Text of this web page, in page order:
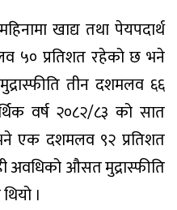
खाद्य तथा पेयपदार्थ
५० प्रतिशत रहेको छ भने
तीन दशमलव ६६
वर्ष २०८२/८३ को सात
एक दशमलव ९२ प्रतिशत
अवधिको औसत मुद्रास्फीति
।